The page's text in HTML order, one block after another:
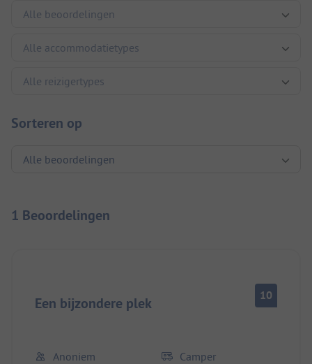
Sorteren op
1 Beoordelingen
Een bijzondere plek 10
Anoniem Camper